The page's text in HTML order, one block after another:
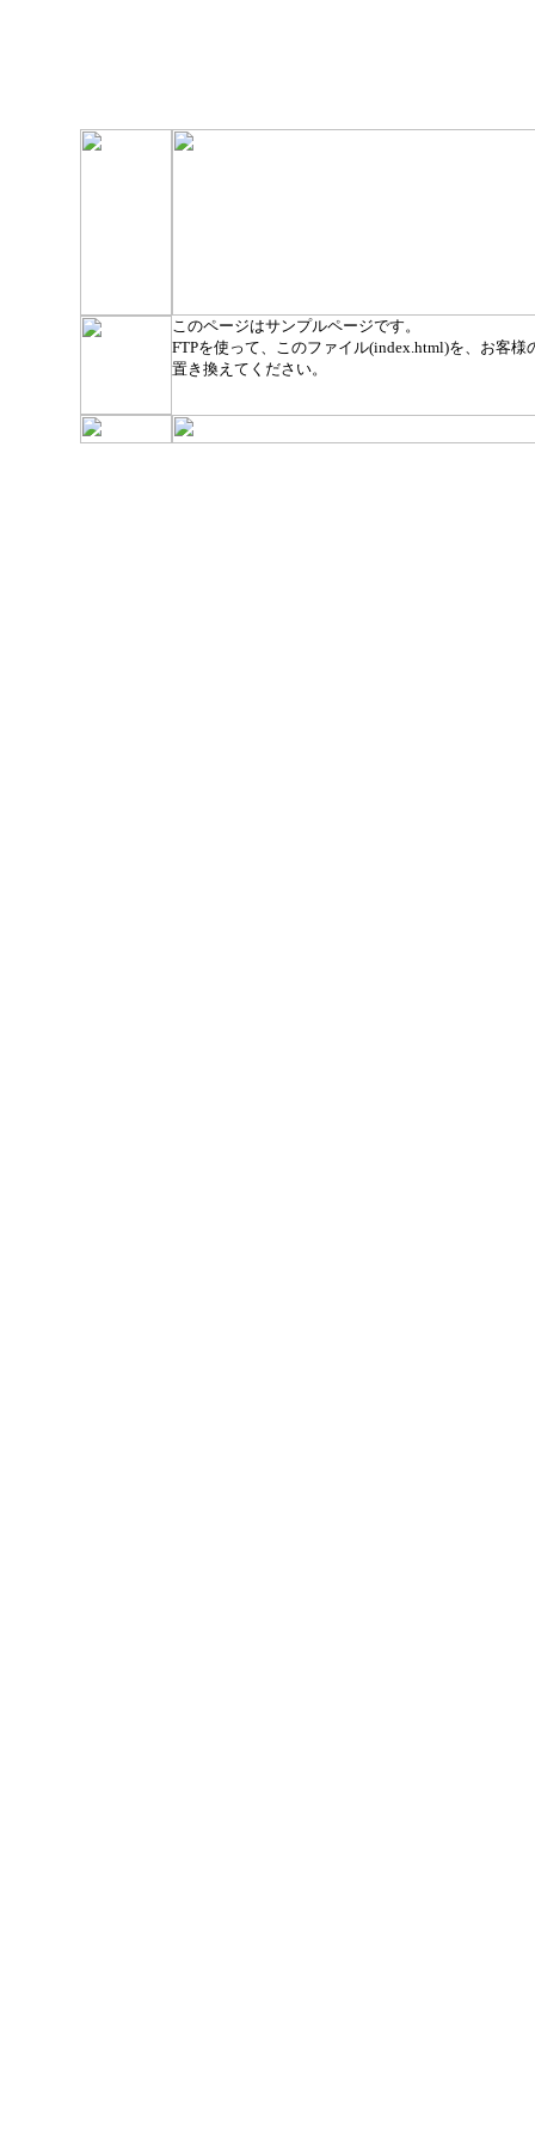
このページはサンプルページです。
FTPを使って、このファイル(index.html)を、お客様
置き換えてください。